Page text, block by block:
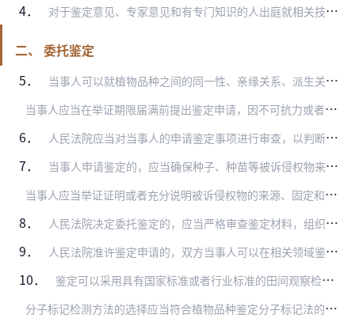
4． 对于鉴定意见、专家意见和有专门知识的人出庭就相关技术事实所作的说明，人民法院应当依法组织当事人质证，在全面审查的基础上认定其证明力。
二、 委托鉴定
5．
当事人可以就植物品种之间的同一性、亲缘关系、派生关系等专门性技术事实问题向人民法院申请鉴定。
当
事人应当在举证期限届满前提出鉴定申请，因不可抗力或者其他正当理由导致逾期申请的除外。
6．
人民法院应当对当事人的申请鉴定事项进行审查，以判断委托鉴定的必要性和可行性。申请鉴定事项属于根据逻辑推理、生活经验等可以认定的事实、基于案件现有证据已经可以查明…
7． 当事人申请鉴定的，应当确保种子、种苗等被诉侵权物来源清晰真实，与被诉侵权行为具有关联性，同时还应当妥善采取保藏、种植等方式，确保被诉侵权物符合鉴定要求。
当
事人应当举证证明或者充分说明被诉侵权物的来源、固定和保存过程的真实性、完整性，必要时可通过田间取样录像、基因指纹预存等方式固定检材状态。鼓励但不要求必须采取公…
8．
人民法院决定委托鉴定的，应当严格审查鉴定材料，组织当事人对鉴定材料进行质证，未经质证的材料不得作为鉴定的根据。
9． 人民法院准许鉴定申请的，双方当事人可以在相关领域鉴定机构、鉴定人名录或者国务院农业、林业主管部门向人民法院推荐的鉴定机构、鉴定人或者具有相应作物检测能力的专业机…
10． 鉴定可以采用具有国家标准或者行业标准的田间观察检测、分子标记检测等鉴定方法。
分
子标记检测方法的选择应当符合植物品种鉴定分子标记法的基本原则。分子标记检测方法包括简单重复序列（SSR）、单核苷酸多态性（SNP）、多核苷酸多态性（MNP）等…